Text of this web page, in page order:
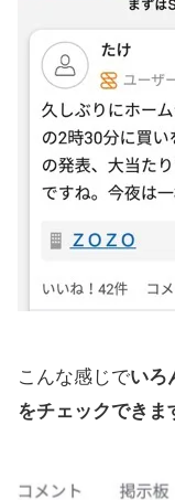
こんな感じでいろ
をチェックできま